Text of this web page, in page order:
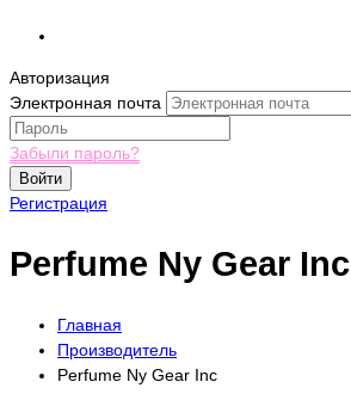
Авторизация
Электронная почта
Забыли пароль?
Войти
Регистрация
Perfume Ny Gear Inc
Главная
Производитель
Perfume Ny Gear Inc